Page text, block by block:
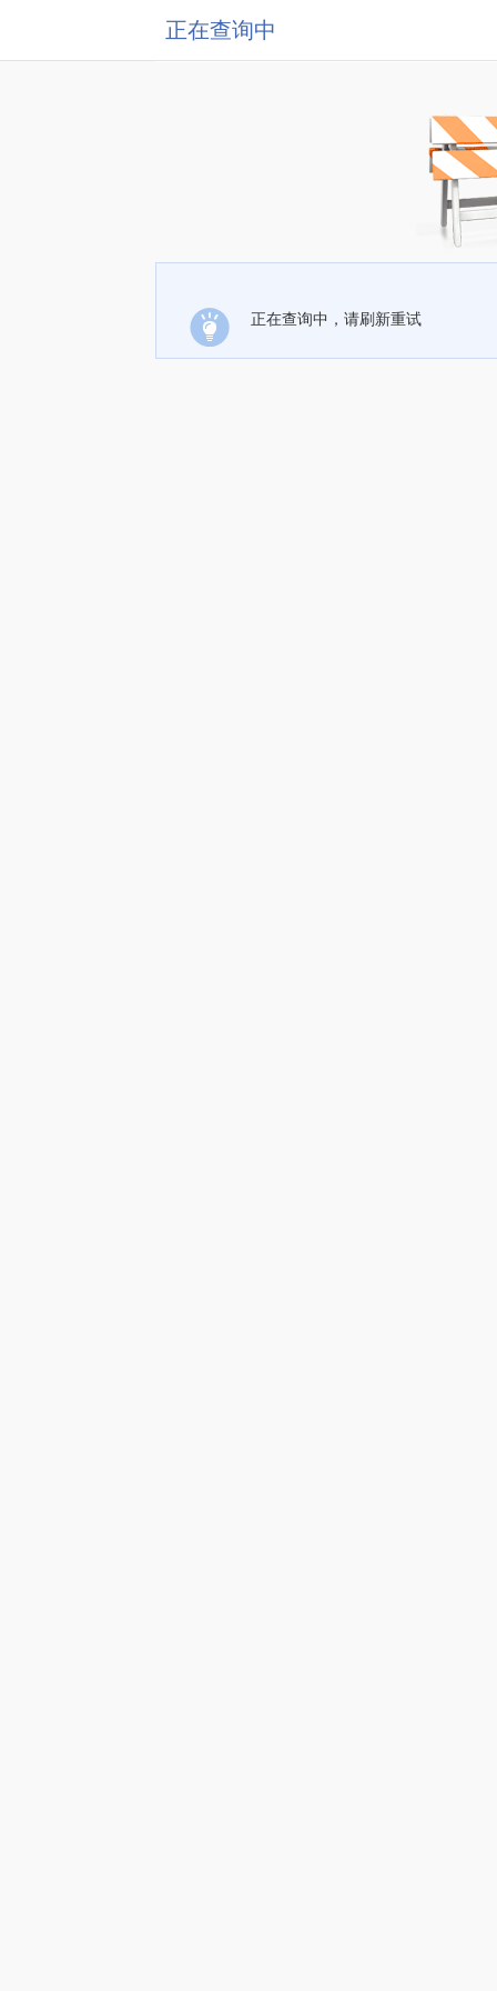
正在查询中
正在查询中，请刷新重试